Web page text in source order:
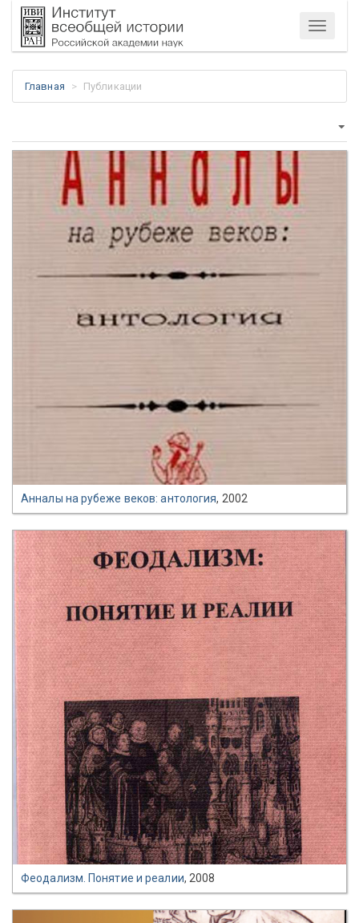
Меню
Главная Публикации
Анналы на рубеже веков: антология, 2002
Феодализм. Понятие и реалии, 2008